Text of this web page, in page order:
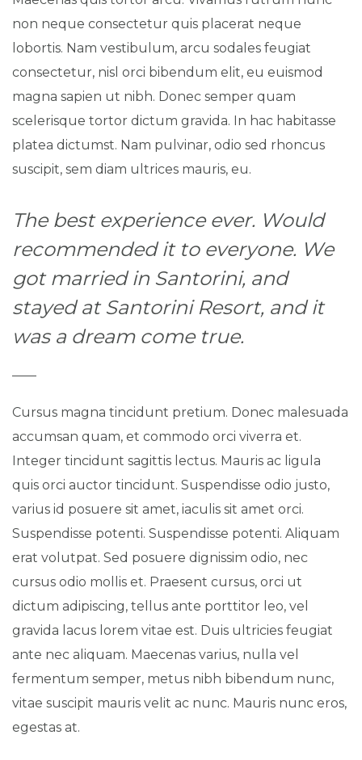
non neque consectetur quis placerat neque
lobortis. Nam vestibulum, arcu sodales feugiat
consectetur, nisl orci bibendum elit, eu euismod
magna sapien ut nibh. Donec semper quam
scelerisque tortor dictum gravida. In hac habitasse
platea dictumst. Nam pulvinar, odio sed rhoncus
suscipit, sem diam ultrices mauris, eu.
The best experience ever. Would
recommended it to everyone. We
got married in Santorini, and
stayed at Santorini Resort, and it
was a dream come true.
Cursus magna tincidunt pretium. Donec malesuada
accumsan quam, et commodo orci viverra et.
Integer tincidunt sagittis lectus. Mauris ac ligula
quis orci auctor tincidunt. Suspendisse odio justo,
varius id posuere sit amet, iaculis sit amet orci.
Suspendisse potenti. Suspendisse potenti. Aliquam
erat volutpat. Sed posuere dignissim odio, nec
cursus odio mollis et. Praesent cursus, orci ut
dictum adipiscing, tellus ante porttitor leo, vel
gravida lacus lorem vitae est. Duis ultricies feugiat
ante nec aliquam. Maecenas varius, nulla vel
fermentum semper, metus nibh bibendum nunc,
vitae suscipit mauris velit ac nunc. Mauris nunc eros,
egestas at.